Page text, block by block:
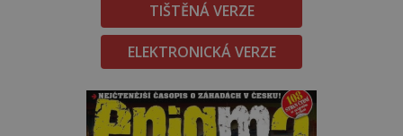
TIŠTĚNÁ VERZE
ELEKTRONICKÁ VERZE